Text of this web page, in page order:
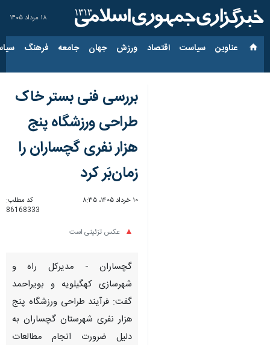
۱۸ مرداد ۱۴۰۵
عناوین‌ سیاست اقتصاد ورزش جهان جامعه فرهنگ
بررسی فنی بستر خاک
طراحی ورزشگاه پنج
هزار نفری گچساران را
زمان‌بَر کرد
۱۰ خرداد ۱۴۰۵، ۸:۳۵
کد مطلب:
86168333
عکس تزئینی است
گچساران - مدیرکل راه و
شهرسازی کهگیلویه‌ و بویراحمد
گفت: فرآیند طراحی ورزشگاه پنج
هزار نفری شهرستان گچساران به
دلیل ضرورت انجام مطالعات